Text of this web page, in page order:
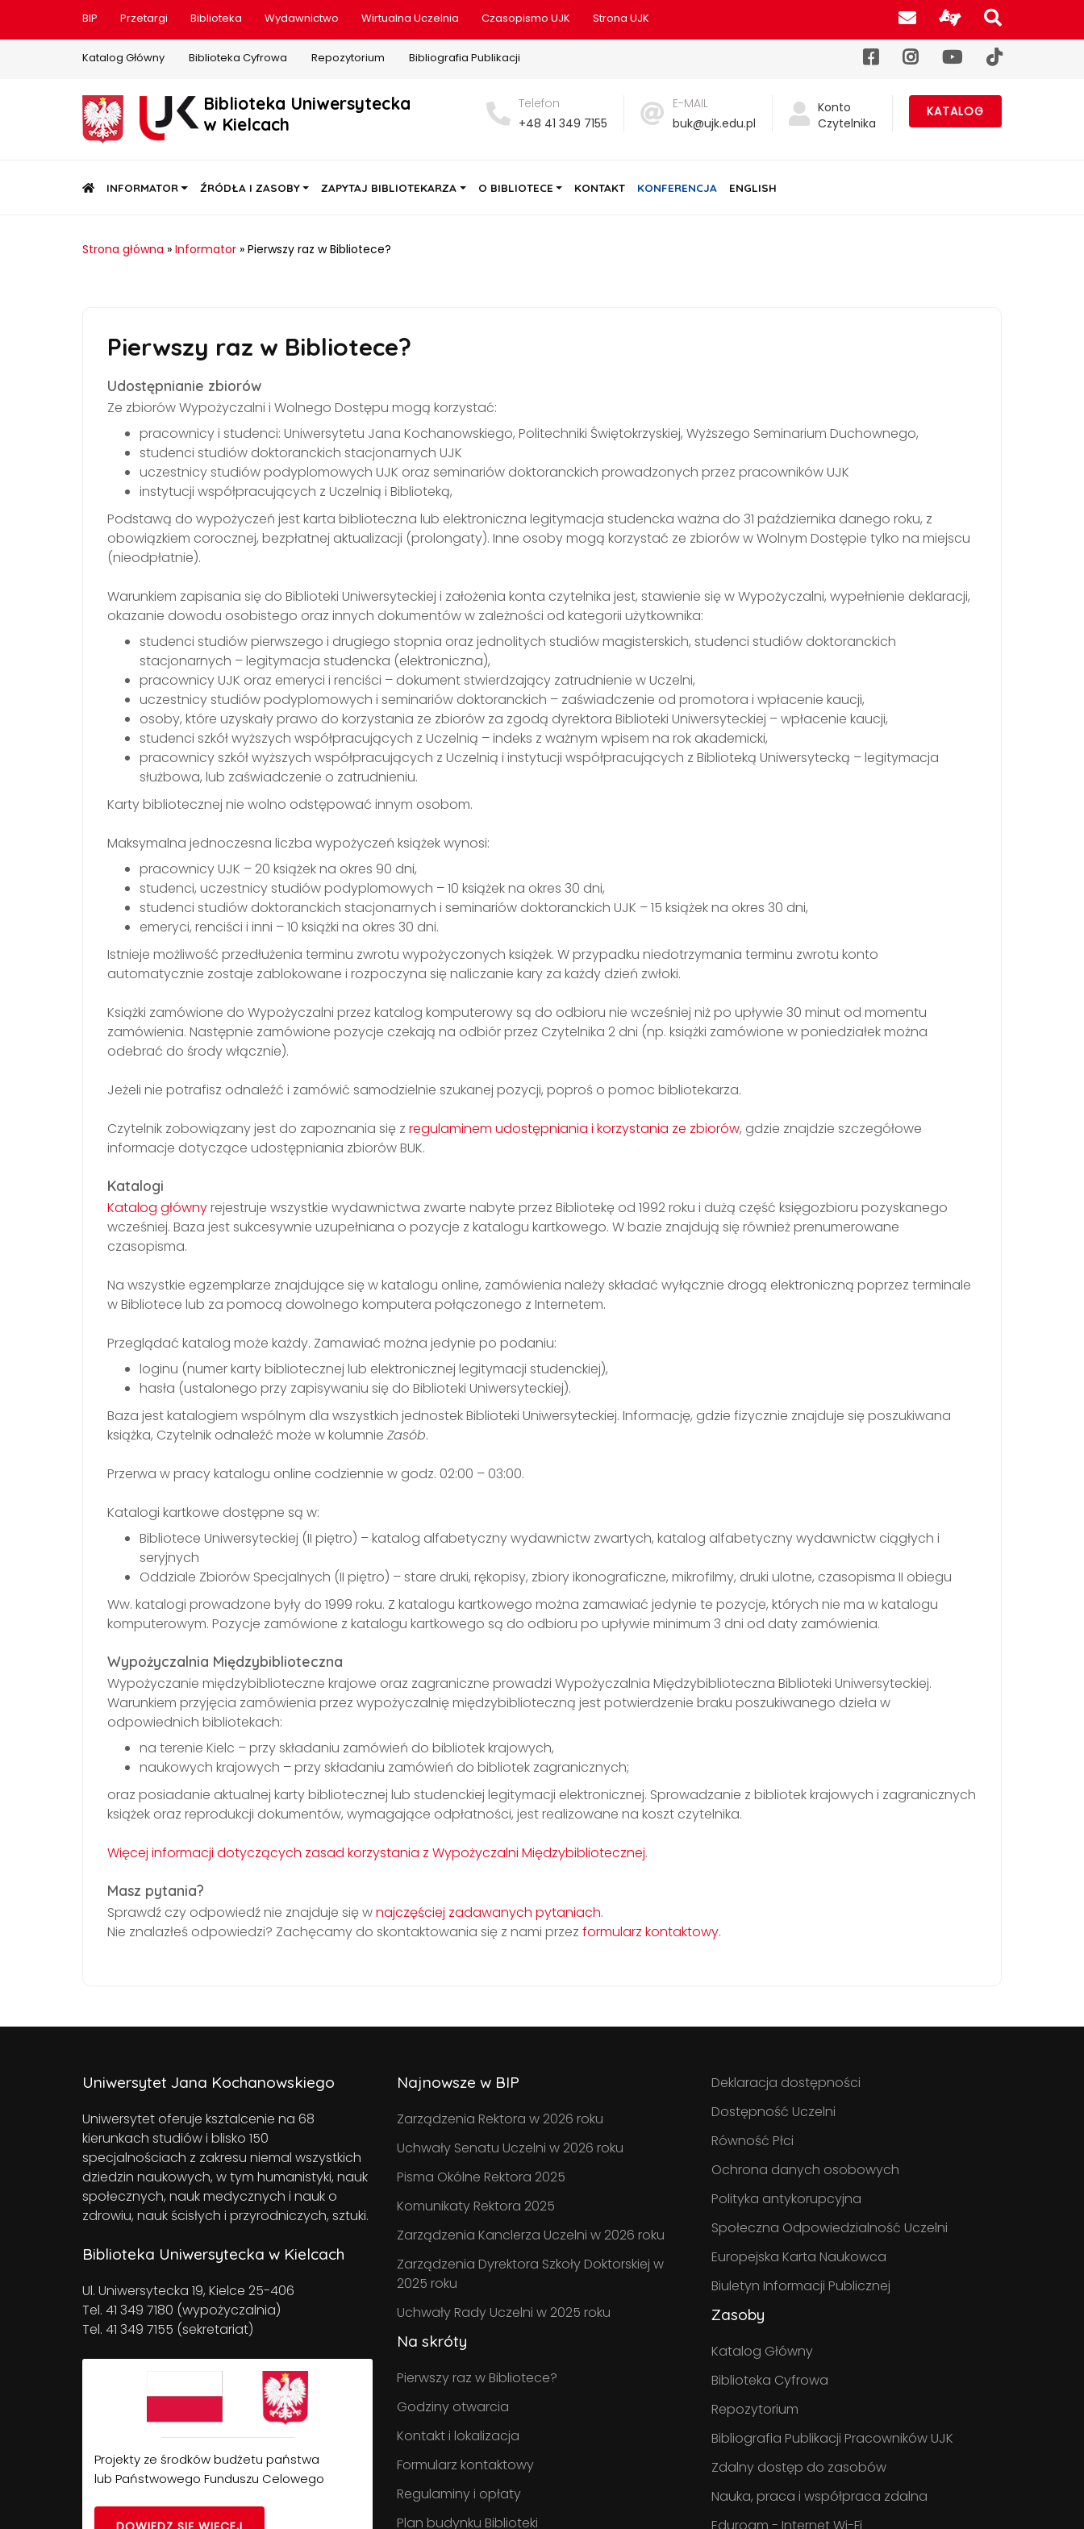
BIP Przetargi Biblioteka Wydawnictwo Wirtualna Uczelnia Czasopismo UJK Strona UJK Poczta UJKInformacje
Szukaj
Katalog Główny Biblioteka Cyfrowa Repozytorium Bibliografia Publikacji Facebook
Instagram
YouTube
TikTok
Biblioteka Uniwersytecka
w Kielcach
Telefon
+48 41 349 7155
E-MAIL
buk@ujk.edu.pl
Konto
Czytelnika
KATALOG
STRONA GŁÓWNA
INFORMATOR ŹRÓDŁA I ZASOBY ZAPYTAJ BIBLIOTEKARZA O BIBLIOTECE KONTAKT KONFERENCJA ENGLISH
Strona główna » Informator » Pierwszy raz w Bibliotece?
Pierwszy raz w Bibliotece?
Udostępnianie zbiorów
Ze zbiorów Wypożyczalni i Wolnego Dostępu mogą korzystać:
pracownicy i studenci: Uniwersytetu Jana Kochanowskiego, Politechniki Świętokrzyskiej, Wyższego Seminarium Duchownego,
studenci studiów doktoranckich stacjonarnych UJK
uczestnicy studiów podyplomowych UJK oraz seminariów doktoranckich prowadzonych przez pracowników UJK
instytucji współpracujących z Uczelnią i Biblioteką,
Podstawą do wypożyczeń jest karta biblioteczna lub elektroniczna legitymacja studencka ważna do 31 października danego roku, z
obowiązkiem corocznej, bezpłatnej aktualizacji (prolongaty). Inne osoby mogą korzystać ze zbiorów w Wolnym Dostępie tylko na miejscu
(nieodpłatnie).
Warunkiem zapisania się do Biblioteki Uniwersyteckiej i założenia konta czytelnika jest, stawienie się w Wypożyczalni, wypełnienie deklaracji,
okazanie dowodu osobistego oraz innych dokumentów w zależności od kategorii użytkownika:
studenci studiów pierwszego i drugiego stopnia oraz jednolitych studiów magisterskich, studenci studiów doktoranckich
stacjonarnych – legitymacja studencka (elektroniczna),
pracownicy UJK oraz emeryci i renciści – dokument stwierdzający zatrudnienie w Uczelni,
uczestnicy studiów podyplomowych i seminariów doktoranckich – zaświadczenie od promotora i wpłacenie kaucji,
osoby, które uzyskały prawo do korzystania ze zbiorów za zgodą dyrektora Biblioteki Uniwersyteckiej – wpłacenie kaucji,
studenci szkół wyższych współpracujących z Uczelnią – indeks z ważnym wpisem na rok akademicki,
pracownicy szkół wyższych współpracujących z Uczelnią i instytucji współpracujących z Biblioteką Uniwersytecką – legitymacja
służbowa, lub zaświadczenie o zatrudnieniu.
Karty bibliotecznej nie wolno odstępować innym osobom.
Maksymalna jednoczesna liczba wypożyczeń książek wynosi:
pracownicy UJK – 20 książek na okres 90 dni,
studenci, uczestnicy studiów podyplomowych – 10 książek na okres 30 dni,
studenci studiów doktoranckich stacjonarnych i seminariów doktoranckich UJK – 15 książek na okres 30 dni,
emeryci, renciści i inni – 10 książki na okres 30 dni.
Istnieje możliwość przedłużenia terminu zwrotu wypożyczonych książek. W przypadku niedotrzymania terminu zwrotu konto
automatycznie zostaje zablokowane i rozpoczyna się naliczanie kary za każdy dzień zwłoki.
Książki zamówione do Wypożyczalni przez katalog komputerowy są do odbioru nie wcześniej niż po upływie 30 minut od momentu
zamówienia. Następnie zamówione pozycje czekają na odbiór przez Czytelnika 2 dni (np. książki zamówione w poniedziałek można
odebrać do środy włącznie).
Jeżeli nie potrafisz odnaleźć i zamówić samodzielnie szukanej pozycji, poproś o pomoc bibliotekarza.
Czytelnik zobowiązany jest do zapoznania się z regulaminem udostępniania i korzystania ze zbiorów, gdzie znajdzie szczegółowe
informacje dotyczące udostępniania zbiorów BUK.
Katalogi
Katalog głównyrejestruje wszystkie wydawnictwa zwarte nabyte przez Bibliotekę od 1992 roku i dużą część księgozbioru pozyskanego
wcześniej. Baza jest sukcesywnie uzupełniana o pozycje z katalogu kartkowego. W bazie znajdują się również prenumerowane
czasopisma.
Na wszystkie egzemplarze znajdujące się w katalogu online, zamówienia należy składać wyłącznie drogą elektroniczną poprzez terminale
w Bibliotece lub za pomocą dowolnego komputera połączonego z Internetem.
Przeglądać katalog może każdy. Zamawiać można jedynie po podaniu:
loginu (numer karty bibliotecznej lub elektronicznej legitymacji studenckiej),
hasła (ustalonego przy zapisywaniu się do Biblioteki Uniwersyteckiej).
Baza jest katalogiem wspólnym dla wszystkich jednostek Biblioteki Uniwersyteckiej. Informację, gdzie fizycznie znajduje się poszukiwana
książka, Czytelnik odnaleźć może w kolumnie Zasób.
Przerwa w pracy katalogu online codziennie w godz. 02:00 – 03:00.
Katalogi kartkowe dostępne są w:
Bibliotece Uniwersyteckiej (II piętro) – katalog alfabetyczny wydawnictw zwartych, katalog alfabetyczny wydawnictw ciągłych i
seryjnych
Oddziale Zbiorów Specjalnych (II piętro) – stare druki, rękopisy, zbiory ikonograficzne, mikrofilmy, druki ulotne, czasopisma II obiegu
Ww. katalogi prowadzone były do 1999 roku. Z katalogu kartkowego można zamawiać jedynie te pozycje, których nie ma w katalogu
komputerowym. Pozycje zamówione z katalogu kartkowego są do odbioru po upływie minimum 3 dni od daty zamówienia.
Wypożyczalnia Międzybiblioteczna
Wypożyczanie międzybiblioteczne krajowe oraz zagraniczne prowadzi Wypożyczalnia Międzybiblioteczna Biblioteki Uniwersyteckiej.
Warunkiem przyjęcia zamówienia przez wypożyczalnię międzybiblioteczną jest potwierdzenie braku poszukiwanego dzieła w
odpowiednich bibliotekach:
na terenie Kielc – przy składaniu zamówień do bibliotek krajowych,
naukowych krajowych – przy składaniu zamówień do bibliotek zagranicznych;
oraz posiadanie aktualnej karty bibliotecznej lub studenckiej legitymacji elektronicznej. Sprowadzanie z bibliotek krajowych i zagranicznych
książek oraz reprodukcji dokumentów, wymagające odpłatności, jest realizowane na koszt czytelnika.
Więcej informacji dotyczących zasad korzystania z Wypożyczalni Międzybibliotecznej.
Masz pytania?
Sprawdź czy odpowiedź nie znajduje się wnajczęściej zadawanych pytaniach.
Nie znalazłeś odpowiedzi? Zachęcamy do skontaktowania się z nami przez formularz kontaktowy.
Uniwersytet Jana Kochanowskiego
Uniwersytet oferuje ksztalcenie na 68
kierunkach studiów i blisko 150
specjalnościach z zakresu niemal wszystkich
dziedzin naukowych, w tym humanistyki, nauk
społecznych, nauk medycznych i nauk o
zdrowiu, nauk ścisłych i przyrodniczych, sztuki.
Biblioteka Uniwersytecka w Kielcach
Ul. Uniwersytecka 19, Kielce 25-406
Tel. 41 349 7180 (wypożyczalnia)
Tel. 41 349 7155 (sekretariat)
Projekty ze środków budżetu państwa
lub Państwowego Funduszu Celowego
Najnowsze w BIP
Zarządzenia Rektora w 2026 roku
Uchwały Senatu Uczelni w 2026 roku
Pisma Okólne Rektora 2025
Komunikaty Rektora 2025
Zarządzenia Kanclerza Uczelni w 2026 roku
Zarządzenia Dyrektora Szkoły Doktorskiej w
2025 roku
Uchwały Rady Uczelni w 2025 roku
Na skróty
Pierwszy raz w Bibliotece?
Godziny otwarcia
Kontakt i lokalizacja
Formularz kontaktowy
Regulaminy i opłaty
Plan budynku Biblioteki
Deklaracja dostępności
Dostępność Uczelni
Równość Płci
Ochrona danych osobowych
Polityka antykorupcyjna
Społeczna Odpowiedzialność Uczelni
Europejska Karta Naukowca
Biuletyn Informacji Publicznej
Zasoby
Katalog Główny
Biblioteka Cyfrowa
Repozytorium
Bibliografia Publikacji Pracowników UJK
Zdalny dostęp do zasobów
Nauka, praca i współpraca zdalna